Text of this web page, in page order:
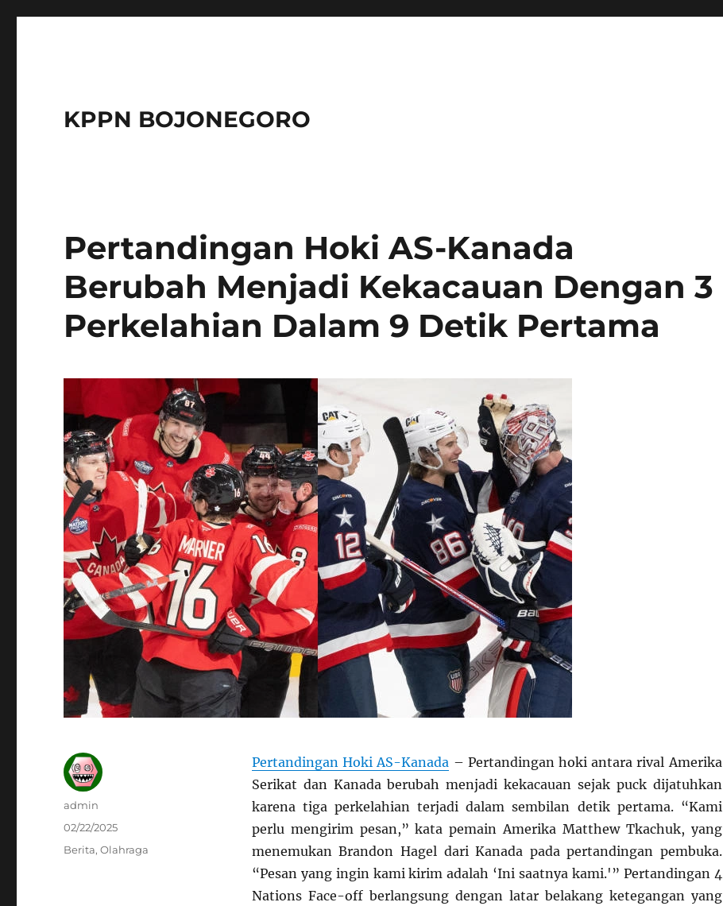
KPPN BOJONEGORO
Pertandingan Hoki AS-Kanada
Berubah Menjadi Kekacauan Dengan 3
Perkelahian Dalam 9 Detik Pertama
Pertandingan Hoki AS-Kanada – Pertandingan hoki antara rival Amerika
Serikat dan Kanada berubah menjadi kekacauan sejak puck dijatuhkan
karena tiga perkelahian terjadi dalam sembilan detik pertama. “Kami
perlu mengirim pesan,” kata pemain Amerika Matthew Tkachuk, yang
menemukan Brandon Hagel dari Kanada pada pertandingan pembuka.
“Pesan yang ingin kami kirim adalah ‘Ini saatnya kami.'” Pertandingan 4
Nations Face-off berlangsung dengan latar belakang ketegangan yang
Author
admin
Posted
02/22/2025
Categories
Berita,Olahraga